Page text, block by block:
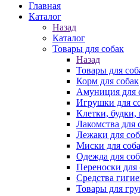
Главная
Каталог
Назад
Каталог
Товары для собак
Назад
Товары для
Корм для собак
Амуниция для
Игрушки для
Клетки, будки,
Лакомства для
Лежаки для
Миски для
Одежда для
Переноски для
Средства
Товары для